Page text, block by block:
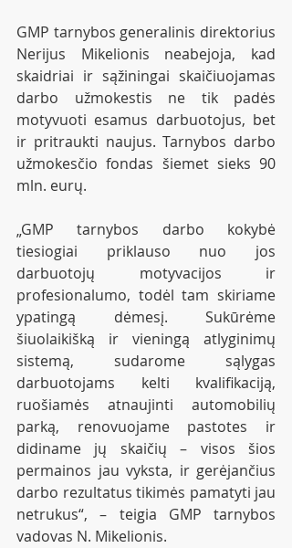
GMP tarnybos generalinis direktorius
Nerijus Mikelionis neabejoja, kad
skaidriai ir sąžiningai skaičiuojamas
darbo užmokestis ne tik padės
motyvuoti esamus darbuotojus, bet
ir pritraukti naujus. Tarnybos darbo
užmokesčio fondas šiemet sieks 90
mln. eurų.
„GMP tarnybos darbo kokybė
tiesiogiai priklauso nuo jos
darbuotojų motyvacijos ir
profesionalumo, todėl tam skiriame
ypatingą dėmesį. Sukūrėme
šiuolaikišką ir vieningą atlyginimų
sistemą, sudarome sąlygas
darbuotojams kelti kvalifikaciją,
ruošiamės atnaujinti automobilių
parką, renovuojame pastotes ir
didiname jų skaičių – visos šios
permainos jau vyksta, ir gerėjančius
darbo rezultatus tikimės pamatyti jau
netrukus“, – teigia GMP tarnybos
vadovas N. Mikelionis.